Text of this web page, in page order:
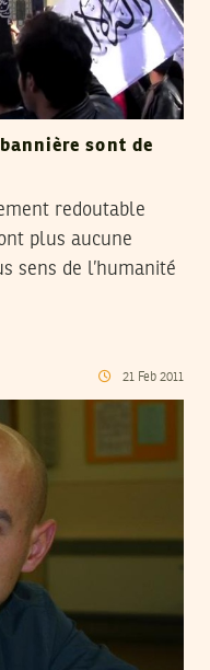
sont de
redoutable
plus aucune
sens de l’humanité
21 Feb 2011